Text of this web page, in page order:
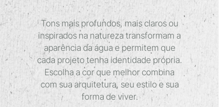
Tons mais profundos, mais claros ou
inspirados na natureza transformam a
aparência da água e permitem que
cada projeto tenha identidade própria.
Escolha a cor que melhor combina
com sua arquitetura, seu estilo e sua
forma de viver.